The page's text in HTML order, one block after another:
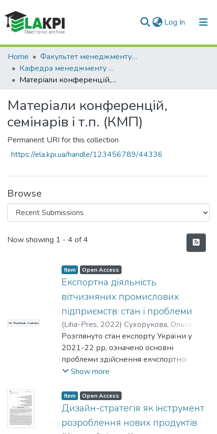
Log In (current)
Communities & Collections
All of DSpace
Home
Факультет менеджменту та маркетингу (ФММ)
Кафедра менеджменту підприємств (КМП)
Матеріали конференцій, семінарів і т.п. (КМП)
Матеріали конференцій,
семінарів і т.п. (КМП)
Permanent URI for this collection
https://ela.kpi.ua/handle/123456789/44336
Browse
Recent Submissions
Now showing 1 - 4 of 4
No Thumbnail Available
Item Open Access
Експортна діяльність
вітчизняних промислових
підприємств: стан і проблеми
(Liha-Pres, 2022) Сухорукова, Ольга
Аркадіївна
Розглянуто стан експорту України у
2021-22 рр, означено основні
проблеми здійснення екчспортної
діяльності вітчизняних підприємств.
Show more
Item Open Access
Дизайн-стратегія як інструмент
розроблення нових продуктів